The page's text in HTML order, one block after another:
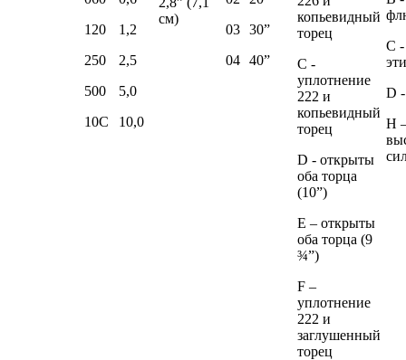
120
250
500
10С
1,2
2,5
5,0
10,0
см)
03
04
30”
40”
копьевидный
торец
C -
уплотнение
222 и
копьевидный
торец
D - открыты
оба торца
(10”)
E – открыты
оба торца (9
¾”)
F –
уплотнение
222 и
заглушенный
торец
C -
D
H